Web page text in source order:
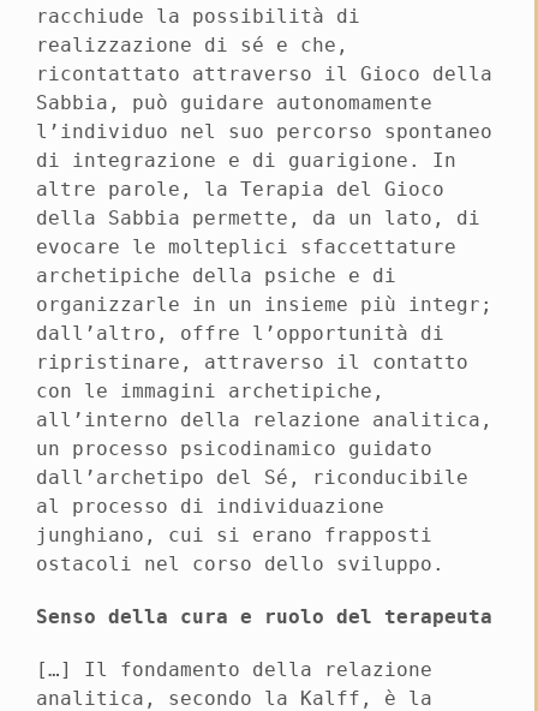
racchiude la possibilità di
realizzazione di sé e che,
ricontattato attraverso il Gioco della
Sabbia, può guidare autonomamente
l’individuo nel suo percorso spontaneo
di integrazione e di guarigione. In
altre parole, la Terapia del Gioco
della Sabbia permette, da un lato, di
evocare le molteplici sfaccettature
archetipiche della psiche e di
organizzarle in un insieme più integr;
dall’altro, offre l’opportunità di
ripristinare, attraverso il contatto
con le immagini archetipiche,
all’interno della relazione analitica,
un processo psicodinamico guidato
dall’archetipo del Sé, riconducibile
al processo di individuazione
junghiano, cui si erano frapposti
ostacoli nel corso dello sviluppo.
Senso della cura e ruolo del terapeuta
[…] Il fondamento della relazione
analitica, secondo la Kalff, è la